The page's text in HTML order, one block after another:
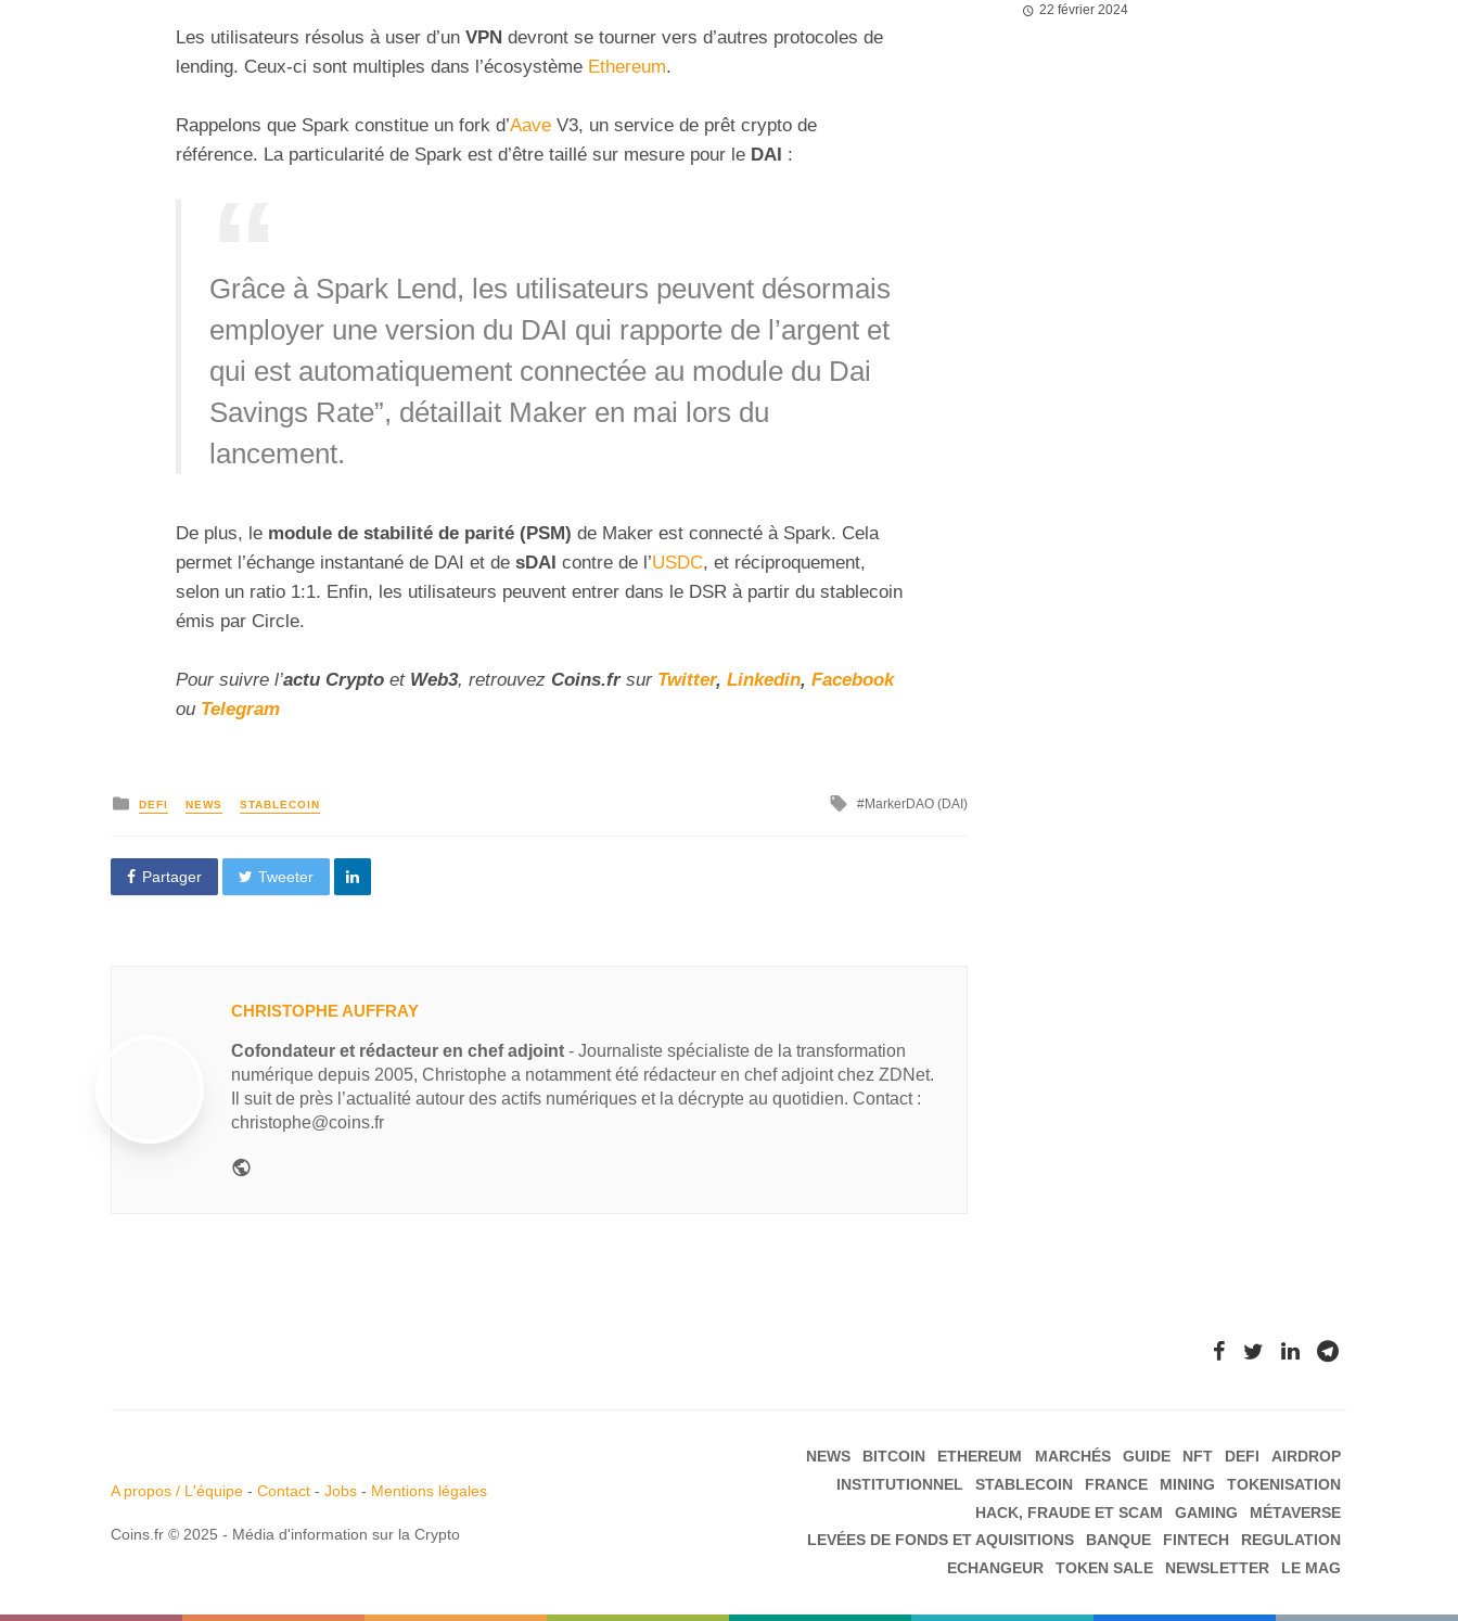
Les utilisateurs résolus à user d’un VPN devront se tourner vers d’autres protocoles de
lending. Ceux-ci sont multiples dans l’écosystème Ethereum.
Rappelons que Spark constitue un fork d’Aave V3, un service de prêt crypto de
référence. La particularité de Spark est d’être taillé sur mesure pour le DAI :
Grâce à Spark Lend, les utilisateurs peuvent désormais
employer une version du DAI qui rapporte de l’argent et
qui est automatiquement connectée au module du Dai
Savings Rate”, détaillait Maker en mai lors du
lancement.
De plus, le module de stabilité de parité (PSM) de Maker est connecté à Spark. Cela
permet l’échange instantané de DAI et de sDAI contre de l’USDC, et réciproquement,
selon un ratio 1:1. Enfin, les utilisateurs peuvent entrer dans le DSR à partir du stablecoin
émis par Circle.
Pour suivre l’actu Crypto et Web3, retrouvez Coins.fr sur Twitter, Linkedin, Facebook
ou Telegram
DEFI NEWS STABLECOIN MarkerDAO (DAI)
Partager Tweeter
CHRISTOPHE AUFFRAY
Cofondateur et rédacteur en chef adjoint - Journaliste spécialiste de la transformation
numérique depuis 2005, Christophe a notamment été rédacteur en chef adjoint chez ZDNet.
Il suit de près l’actualité autour des actifs numériques et la décrypte au quotidien. Contact :
christophe@coins.fr
22 février 2024
A propos / L'équipe - Contact - Jobs - Mentions légales
Coins.fr © 2025 - Média d'information sur la Crypto
NEWS BITCOIN ETHEREUM MARCHÉS GUIDE NFT DEFI
AIRDROP
INSTITUTIONNEL
STABLECOIN FRANCE MINING
TOKENISATION
HACK, FRAUDE ET SCAM
GAMING
MÉTAVERSE
LEVÉES DE FONDS ET AQUISITIONS
BANQUE FINTECH
REGULATION
ECHANGEUR
TOKEN SALE NEWSLETTER LE MAG